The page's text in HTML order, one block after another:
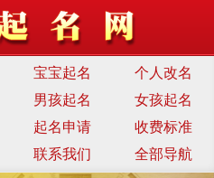
宝宝起名
个人改名
男孩起名 女孩起名
起名申请
收费标准
联系我们 全部导航